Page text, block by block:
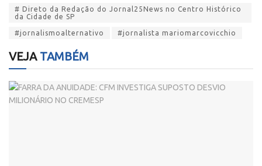
# Direto da Redação do Jornal25News no Centro Histórico
da Cidade de SP
#jornalismoalternativo #jornalista mariomarcovicchio
VEJATAMBÉM